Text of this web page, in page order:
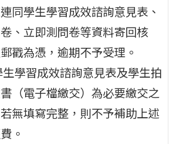
同學生學習成效諮詢意見表、
、立即測問卷等資料寄回核
戳為憑，逾期不予受理。
生學習成效諮詢意見表及學生拍
（電子檔繳交）為必要繳交之
無填寫完整，則不予補助上述
。